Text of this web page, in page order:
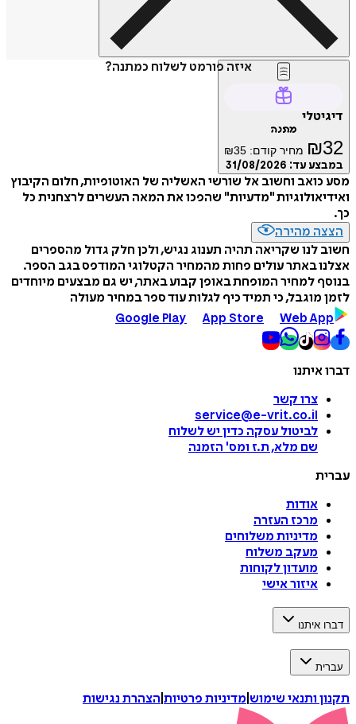
איזה פורמט לשלוח כמתנה?
דיגיטלי
מתנה
₪32 מחיר קודם: ₪35
במבצע עד: 31/08/2026
מסע כואב וחשוב אל שורשי האשליה של האוטופיות, חלום הקיבוץ
ואידיאולוגיות "מדעיות" שהפכו את המאה העשרים לרצחנית כל
כך.
הצצה מהירה
חשוב לנו שקריאה תהיה תענוג נגיש, ולכן חלק גדול מהספרים
אצלנו באתר עולים פחות מהמחיר הקטלוגי המודפס בגב הספר.
בנוסף למחיר המופחת באופן קבוע באתר, יש גם מבצעים מיוחדים
לזמן מוגבל, כי תמיד כיף לגלות עוד ספר במחיר מעולה
Google Play
App Store Web App
דברו איתנו
צרו קשר
service@e-vrit.co.il
לביטול עסקה כדין יש לשלוח
שם מלא, ת.ז ומס' הזמנה
עברית
אודות
מרכז העזרה
מדיניות משלוחים
מעקב משלוח
מועדון לקוחות
איזור אישי
דברו איתנו
עברית
תקנון ותנאי שימוש מדיניות פרטיות הצהרת נגישות